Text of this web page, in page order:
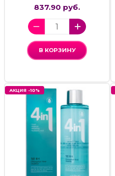
837.90 руб.
В КОРЗИНУ
АКЦИЯ -10%